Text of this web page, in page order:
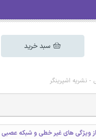
سبد خرید